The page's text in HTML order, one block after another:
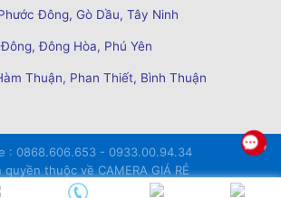
Đông, Gò Dầu, Tây Ninh
Đông Hòa, Phú Yên
Thuận, Phan Thiết, Bình Thuận
: 0868.606.653 - 0933.00.94.34
thuộc về CAMERA GIÁ RẺ
sitemap_index.xml
Thiết kế bởi